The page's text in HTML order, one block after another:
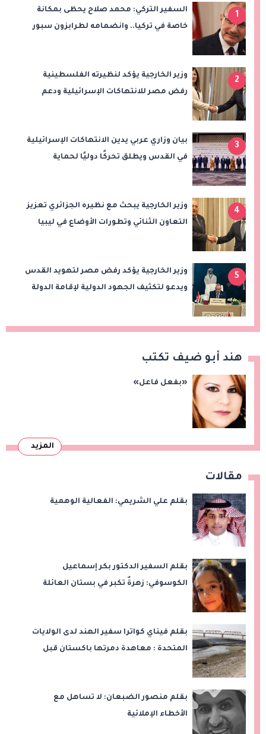
1
السفير التركي: محمد صلاح يحظى بمكانة
خاصة في تركيا.. وانضمامه لطرابزون سبور
2
وزير الخارجية يؤكد لنظيرته الفلسطينية
رفض مصر للانتهاكات الإسرائيلية ودعم
3
بيان وزاري عربي يدين الانتهاكات الإسرائيلية
في القدس ويطلق تحركًا دوليًا لحماية
4
وزير الخارجية يبحث مع نظيره الجزائري تعزيز
التعاون الثنائي وتطورات الأوضاع في ليبيا
5
وزير الخارجية يؤكد رفض مصر لتهويد القدس
ويدعو لتكثيف الجهود الدولية لإقامة الدولة
هند أبو ضيف تكتب
«بفعل فاعل»
المزيد
مقالات
بقلم علي الشريمي: الفعالية الوهمية
بقلم السفير الدكتور بكر إسماعيل
الكوسوفي: زهرةٌ تكبر في بستان العائلة
بقلم فيناي كواترا سفير الهند لدى الولايات
المتحدة : معاهدة دمرتها باكستان قبل
بقلم منصور الضبعان: لا تساهل مع
الأخطاء الإملائية